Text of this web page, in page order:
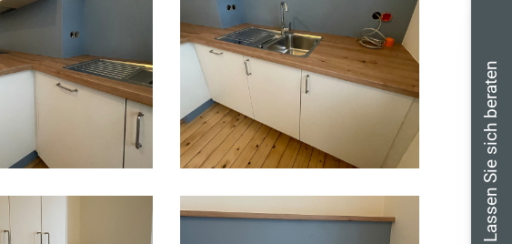
Lassen Sie sich beraten